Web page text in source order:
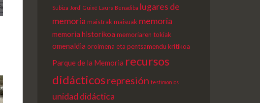
Subiza Jordi Guixé Laura Benadiba lugares de
memoria maistrak maisuak memoria
memoria historikoa memoriaren tokiak
omenaldia oroimena eta pentsamendu kritikoa
Parque de la Memoria recursos
didácticosrepresión testimonios
unidad didáctica